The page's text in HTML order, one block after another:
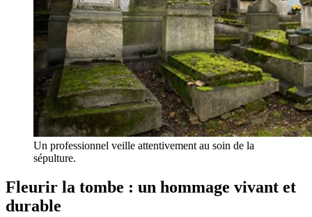
Un professionnel veille attentivement au soin de la
sépulture.
Fleurir la tombe : un hommage vivant et
durable